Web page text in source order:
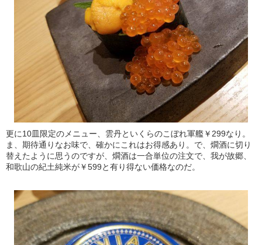
更に10皿限定のメニュー、雲丹といくらのこぼれ軍艦￥299なり。
ま、期待通りなお味で、確かにこれはお得感あり。で、燗酒に切り
替えたように思うのですが、燗酒は一合単位の注文で、我が故郷、
和歌山の紀土純米が￥599と有り得ない価格なのだ。